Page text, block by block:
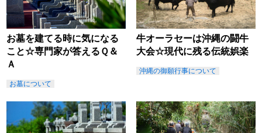
お墓を建てる時に気になる
こと☆専門家が答えるＱ＆
Ａ
お墓について
牛オーラセーは沖縄の闘牛
大会☆現代に残る伝統娯楽
沖縄の御願行事について